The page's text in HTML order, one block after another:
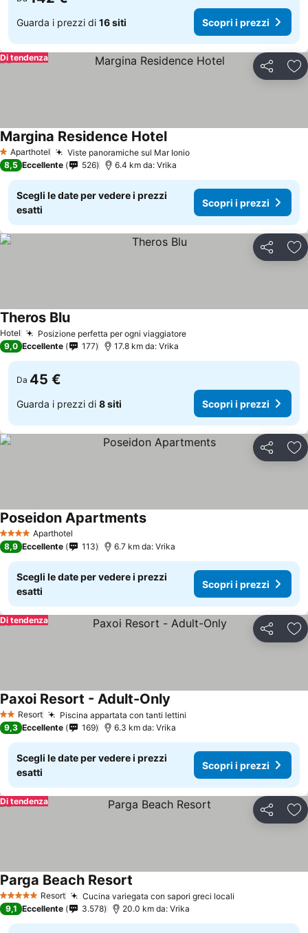
Guarda i prezzi di 16 siti Scopri i prezzi
Condividi
Di tendenza
1 Stelle
Aparthotel Viste panoramiche sul Mar Ionio
Margina Residence Hotel
8,5 Eccellente 526 6.4 km da: Vrika
Scegli le date per vedere i prezzi
esatti
Scopri i prezzi
Condividi
Hotel Posizione perfetta per ogni viaggiatore
Theros Blu
9,0 Eccellente 177 17.8 km da: Vrika
Da 45 €
Guarda i prezzi di 8 siti Scopri i prezzi
Condividi
4 Stelle Aparthotel
Poseidon Apartments
8,9 Eccellente 113 6.7 km da: Vrika
Scegli le date per vedere i prezzi
esatti
Scopri i prezzi
Condividi
Di tendenza
2 StelleResort Piscina appartata con tanti lettini
Paxoi Resort - Adult-Only
9,3 Eccellente 169 6.3 km da: Vrika
Scegli le date per vedere i prezzi
esatti
Scopri i prezzi
Condividi
Di tendenza
5 Stelle Resort Cucina variegata con sapori greci locali
Parga Beach Resort
9,1 Eccellente 3.578 20.0 km da: Vrika